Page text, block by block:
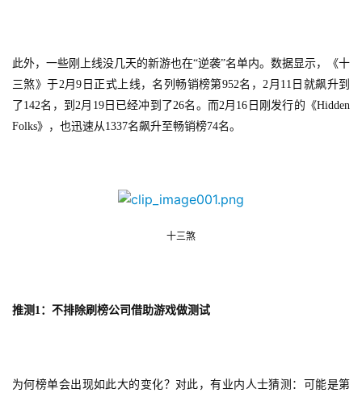
戏
业
界
戏
游
此外，一些刚上线没几天的新游也在“逆袭”名单内。数据显示，《十
三煞》于2月9日正式上线，名列畅销榜第952名，2月11日就飙升到
了142名，到2月19日已经冲到了26名。而2月16日刚发行的《Hidden
Folks》，也迅速从1337名飙升至畅销榜74名。
十三煞
推测1：不排除刷榜公司借助游戏做测试
为何榜单会出现如此大的变化？对此，有业内人士猜测：可能是第